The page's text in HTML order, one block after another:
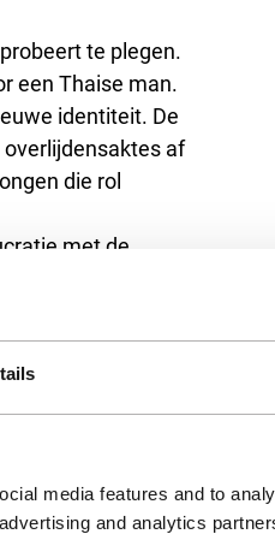
media features and to
and analytics
te plegen.
een Thaise man.
identiteit. De
af
die rol
met de
– het blijft
Hij is een